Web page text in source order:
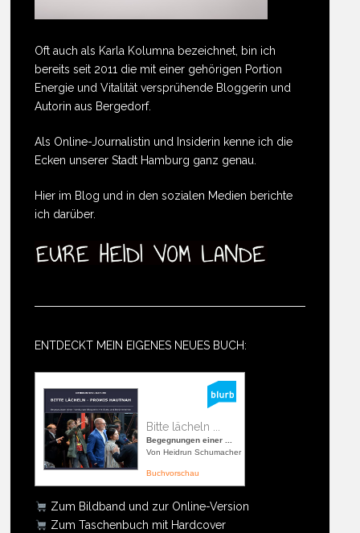
Oft auch als Karla Kolumna bezeichnet, bin ich
bereits seit 2011 die mit einer gehörigen Portion
Energie und Vitalität versprühende Bloggerin und
Autorin aus Bergedorf.
Als Online-Journalistin und Insiderin kenne ich die
Ecken unserer Stadt Hamburg ganz genau.
Hier im Blog und in den sozialen Medien berichte
ich darüber.
ENTDECKT MEIN EIGENES NEUES BUCH:
Bitte lächeln ...
Begegnungen einer ...
Von Heidrun Schumacher
Buchvorschau
Zum Bildband und zur Online-Version
Zum Taschenbuch mit Hardcover